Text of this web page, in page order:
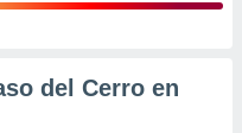
del Cerro en